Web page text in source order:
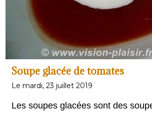
Soupe glacée de tomates
Le mardi, 23 juillet 2019
Les soupes glacées sont des